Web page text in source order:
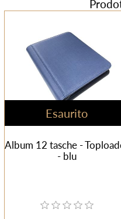
Esaurito
Album 12 tasche -
- blu